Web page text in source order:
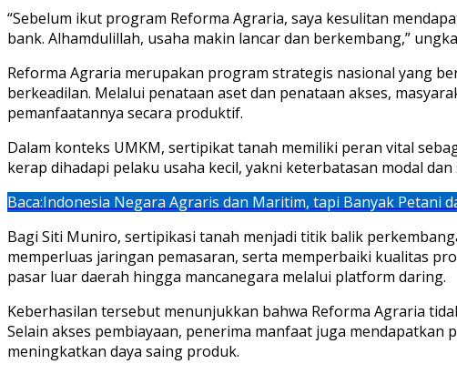
“Sebelum ikut program Reforma Agraria, saya kesulitan
bank. Alhamdulillah, usaha makin lancar dan berkembang,”
Reforma Agraria merupakan program strategis nasional yang
berkeadilan. Melalui penataan aset dan penataan akses,
pemanfaatannya secara produktif.
Dalam konteks UMKM, sertipikat tanah memiliki peran vital
kerap dihadapi pelaku usaha kecil, yakni keterbatasan modal
Baca:Indonesia Negara Agraris dan Maritim, tapi Banyak Petani
Bagi Siti Muniro, sertipikasi tanah menjadi titik balik
memperluas jaringan pemasaran, serta memperbaiki kualitas
pasar luar daerah hingga mancanegara melalui platform daring.
Keberhasilan tersebut menunjukkan bahwa Reforma Agraria
Selain akses pembiayaan, penerima manfaat juga
meningkatkan daya saing produk.